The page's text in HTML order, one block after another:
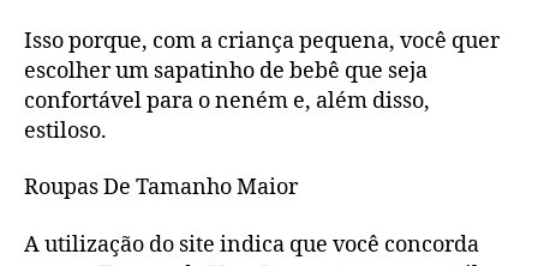
Isso porque, com a criança pequena, você quer
escolher um sapatinho de bebê que seja
confortável para o neném e, além disso,
estiloso.
Roupas De Tamanho Maior
A utilização do site indica que você concorda